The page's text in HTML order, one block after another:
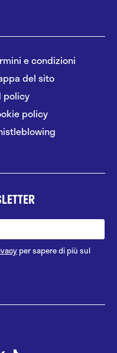
e condizioni
del sito
policy
policy
per sapere di più sul